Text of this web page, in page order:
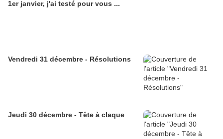
1er janvier, j'ai testé pour vous ...
Vendredi 31 décembre - Résolutions
Jeudi 30 décembre - Tête à claque